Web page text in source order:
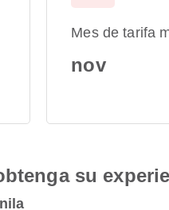
Mes de tarifa
nov
su